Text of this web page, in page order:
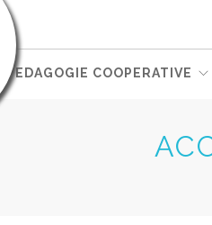
PEDAGOGIE COOPERATIVE